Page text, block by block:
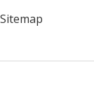
Sitemap